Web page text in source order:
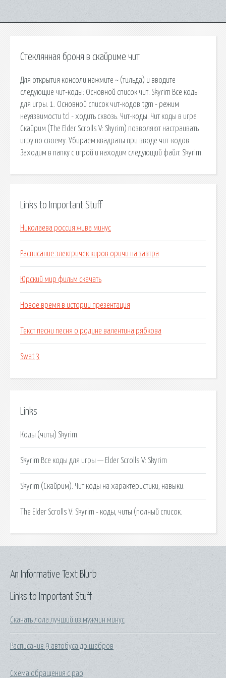
Стеклянная броня в скайриме чит
Для открытия консоли нажмите ~ (тильда) и вводите
следующие чит-коды: Основной список чит. Skyrim Все коды
для игры. 1. Основной список чит-кодов tgm - режим
неуязвимости tcl - ходить сквозь. Чит-коды. Чит коды в игре
Скайрим (The Elder Scrolls V: Skyrim) позволяют настраивать
игру по своему. Убираем квадраты при вводе чит-кодов.
Заходим в папку с игрой и находим следующий файл: Skyrim.
Links to Important Stuff
Николаева россия жива минус
Расписание электричек киров оричи на завтра
Юрский мир фильм скачать
Новое время в истории презентация
Текст песни песня о родине валентина рябкова
Swat 3
Links
Коды (читы) Skyrim.
Skyrim Все коды для игры — Elder Scrolls V: Skyrim
Skyrim (Скайрим). Чит коды на характеристики, навыки.
The Elder Scrolls V: Skyrim - коды, читы (полный список.
Links to Important Stuff
Скачать лола лучший из мужчин минус
Расписание 9 автобуса до шабров
Схема обращения с рао
An Informative Text Blurb